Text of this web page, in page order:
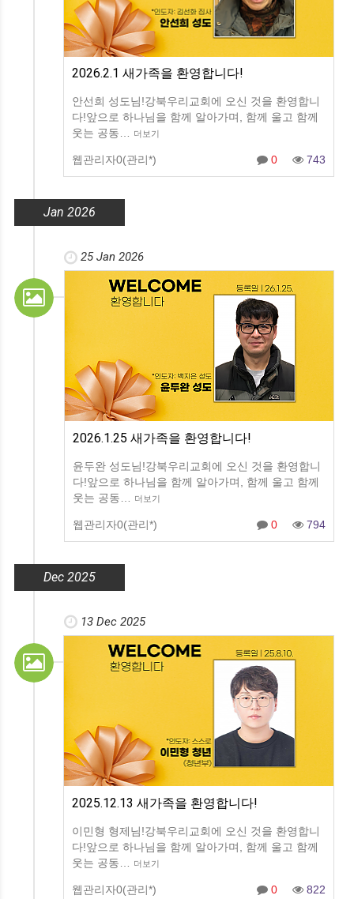
2026.2.1 새가족을 환영합니다!
안선희 성도님!강북우리교회에 오신 것을 환영합니
다!앞으로 하나님을 함께 알아가며, 함께 울고 함께
웃는 공동…
더보기
웹관리자0(관리*) 0 743
Jan 2026
25 Jan 2026
2026.1.25 새가족을 환영합니다!
윤두완 성도님!강북우리교회에 오신 것을 환영합니
다!앞으로 하나님을 함께 알아가며, 함께 울고 함께
웃는 공동…
더보기
웹관리자0(관리*) 0 794
Dec 2025
13 Dec 2025
2025.12.13 새가족을 환영합니다!
이민형 형제님!강북우리교회에 오신 것을 환영합니
다!앞으로 하나님을 함께 알아가며, 함께 울고 함께
웃는 공동…
더보기
웹관리자0(관리*) 0 822